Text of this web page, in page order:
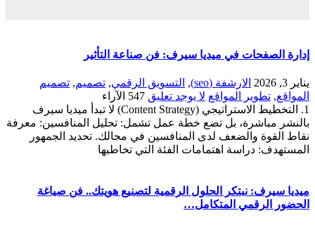
إدارة الصفحات في ميديا سيرف: فن صناعة التأثير
يناير 3, 2026 الارشفة (seo) , التسويق الرقمي, تصميم, تصميم
المواقع, تطوير المواقع لا يوجد تعليق 547 الآراء
1. التخطيط الاستراتيجي (Content Strategy) لا تبدأ ميديا سيرف
بالنشر مباشرة، بل تضع خطة عمل تشمل: تحليل المنافسين: معرفة
نقاط القوة والضعف لدى المنافسين في مجالك. تحديد الجمهور
المستهدف: دراسة اهتمامات الفئة التي تخاطبها
ميديا سيرف: نبتكر الحلول الرقمية لتصنيع هويتك.. فن صياغة
الحضور الرقمي المتكامل…